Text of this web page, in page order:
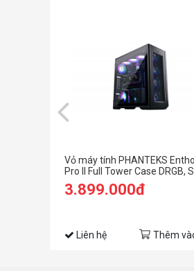
Vỏ máy tính PHANTEKS
Pro II Full Tower Case DRGB,
Black (Full Tower/ E-ATX/ Đen)
3.899.000đ
Liên hệ Thêm